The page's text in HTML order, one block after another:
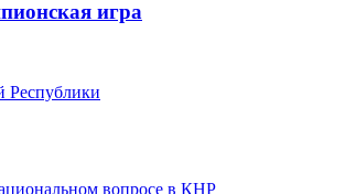
игра
Республики